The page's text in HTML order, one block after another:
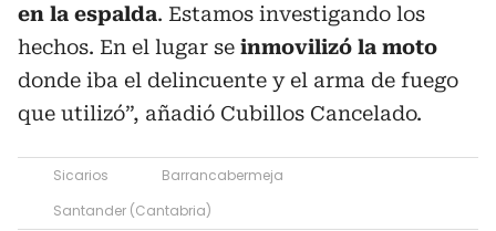
en la espalda. Estamos investigando los
hechos. En el lugar se inmovilizó la moto
donde iba el delincuente y el arma de fuego
que utilizó”, añadió Cubillos Cancelado.
Sicarios
Barrancabermeja
Santander (Cantabria)